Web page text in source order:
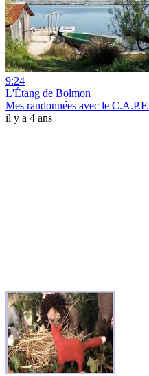
9:24
L'Étang de Bolmon
Mes randonnées avec le C.A.P.F.
il y a 4 ans